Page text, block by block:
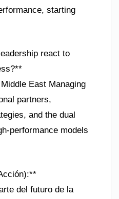
starting
react to
East Managing
partners,
and the dual
performance models
del futuro de la